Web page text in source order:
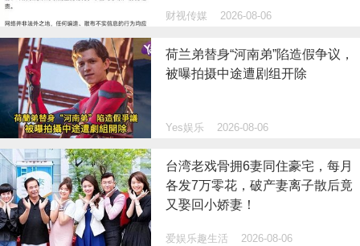
财视传媒 2026-08-06
荷兰弟替身“河南弟”陷造假争议，
被曝拍摄中途遭剧组开除
Yes娱乐 2026-08-06
台湾老戏骨拥6妻同住豪宅，每月
各发7万零花，破产妻离子散后竟
又娶回小娇妻！
爱娱乐趣生活 2026-08-06